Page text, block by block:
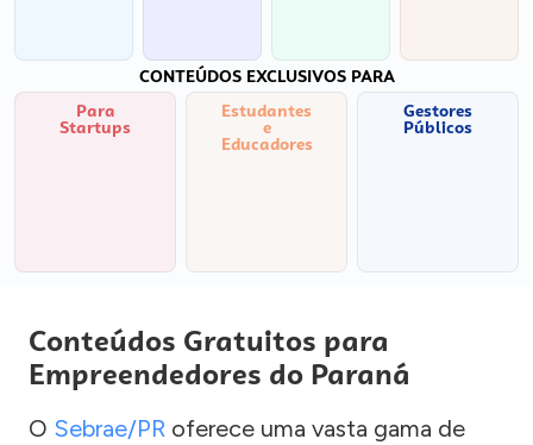
CONTEÚDOS EXCLUSIVOS PARA
Para
Startups
Estudantes
e
Educadores
Gestores
Públicos
Conteúdos Gratuitos para
Empreendedores do Paraná
O Sebrae/PR oferece uma vasta gama de